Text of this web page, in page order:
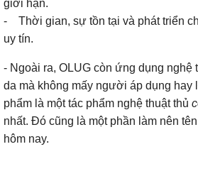
giới hạn.
- Thời gian, sự tồn tại và phát triển
uy tín.
- Ngoài ra, OLUG còn ứng dụng nghệ
da mà không mấy người áp dụng hay
phẩm là một tác phẩm nghệ thuật thủ
nhất. Đó cũng là một phần làm nên
hôm nay.